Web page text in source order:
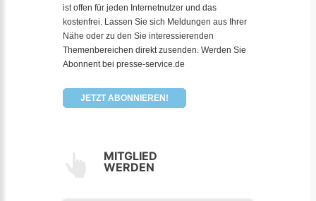
ist offen für jeden Internetnutzer und das
kostenfrei. Lassen Sie sich Meldungen aus Ihrer
Nähe oder zu den Sie interessierenden
Themenbereichen direkt zusenden. Werden Sie
Abonnent bei presse-service.de
JETZT ABONNIEREN!
MITGLIED
WERDEN